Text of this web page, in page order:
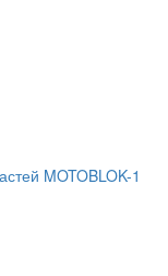
MOTOBLOK-1